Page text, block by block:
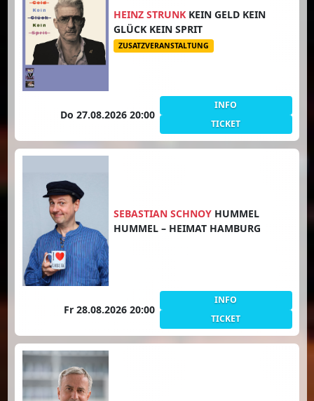
HEINZ STRUNK KEIN GELD KEIN
GLÜCK KEIN SPRIT
ZUSATZVERANSTALTUNG
Do 27.08.2026 20:00
INFO
TICKET
SEBASTIAN SCHNOY HUMMEL
HUMMEL – HEIMAT HAMBURG
Fr 28.08.2026 20:00
INFO
TICKET